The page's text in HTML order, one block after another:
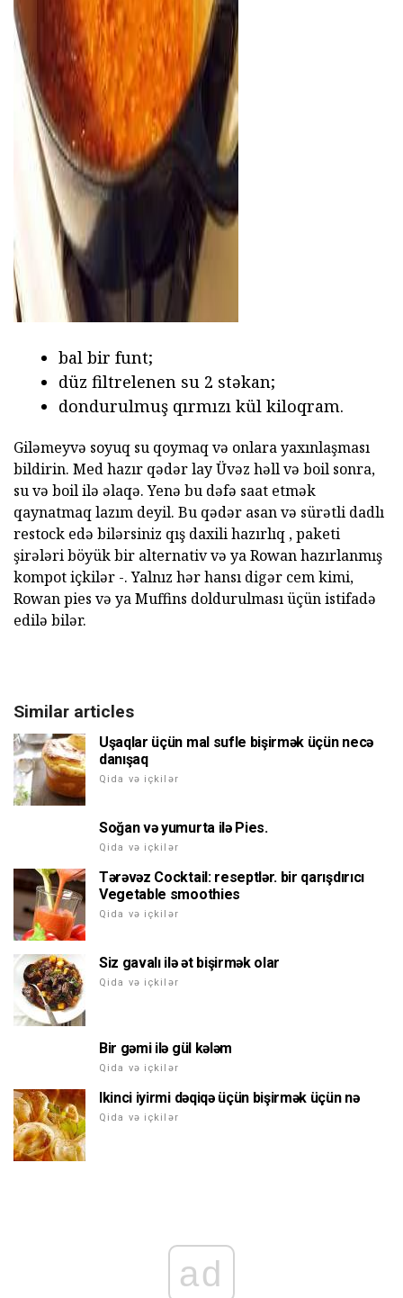
ad
bal bir funt;
düz filtrelenen su 2 stəkan;
dondurulmuş qırmızı kül kiloqram.
Giləmeyvə soyuq su qoymaq və onlara yaxınlaşması
bildirin. Med hazır qədər lay Üvəz həll və boil sonra,
su və boil ilə əlaqə. Yenə bu dəfə saat etmək
qaynatmaq lazım deyil. Bu qədər asan və sürətli dadlı
restock edə bilərsiniz qış daxili hazırlıq , paketi
şirələri böyük bir alternativ və ya Rowan hazırlanmış
kompot içkilər -. Yalnız hər hansı digər cem kimi,
Rowan pies və ya Muffins doldurulması üçün istifadə
edilə bilər.
Similar articles
Uşaqlar üçün mal sufle bişirmək üçün necə
danışaq
Qida və içkilər
Soğan və yumurta ilə Pies.
Qida və içkilər
Tərəvəz Cocktail: reseptlər. bir qarışdırıcı
Vegetable smoothies
Qida və içkilər
Siz gavalı ilə ət bişirmək olar
Qida və içkilər
Bir gəmi ilə gül kələm
Qida və içkilər
Ikinci iyirmi dəqiqə üçün bişirmək üçün nə
Qida və içkilər
ad